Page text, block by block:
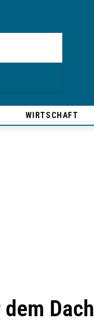
WIRTSCHAFT
Dach